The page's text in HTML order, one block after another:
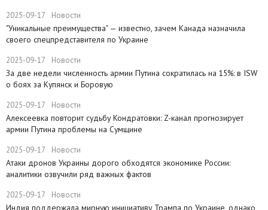
2025-09-17 Новости
​"Уникальные преимущества" — известно, зачем Канада назначила
своего спецпредставителя по Украине
2025-09-17 Новости
​За две недели численность армии Путина сократилась на 15%: в ISW
о боях за Купянск и Боровую
2025-09-17 Новости
​Алексеевка повторит судьбу Кондратовки: Z-канал прогнозирует
армии Путина проблемы на Сумщине
2025-09-17 Новости
​Атаки дронов Украины дорого обходятся экономике России:
аналитики озвучили ряд важных фактов
2025-09-17 Новости
​Индия поддержала мирную инициативу Трампа по Украине, однако